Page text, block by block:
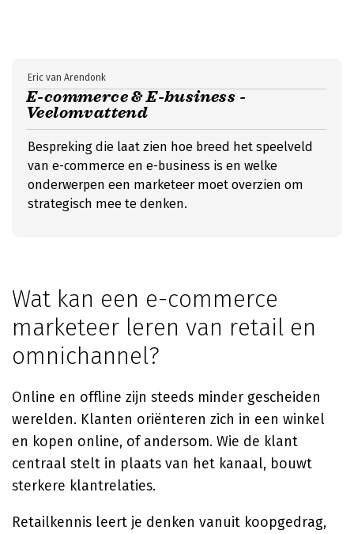
E-commerce & E-business -
Veelomvattend
Eric van Arendonk
Bespreking die laat zien hoe breed het speelveld
van e-commerce en e-business is en welke
onderwerpen een marketeer moet overzien om
strategisch mee te denken.
Wat kan een e-commerce
marketeer leren van retail en
omnichannel?
Online en offline zijn steeds minder gescheiden
werelden. Klanten oriënteren zich in een winkel
en kopen online, of andersom. Wie de klant
centraal stelt in plaats van het kanaal, bouwt
sterkere klantrelaties.
Retailkennis leert je denken vanuit koopgedrag,